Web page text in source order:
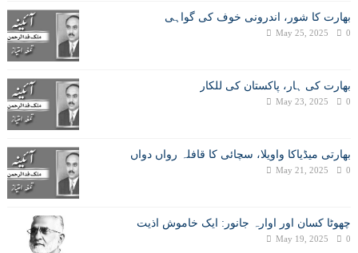
بھارت کا شور، اندرونی خوف کی گواہی
May 25, 2025 0
بھارت کی ہار، پاکستان کی للکار
May 23, 2025 0
بھارتی میڈیاکا واویلا، سچائی کا قافلہ رواں دواں
May 21, 2025 0
چھوٹا کسان اور اوارہ جانور: ایک خاموش اذیت
May 19, 2025 0